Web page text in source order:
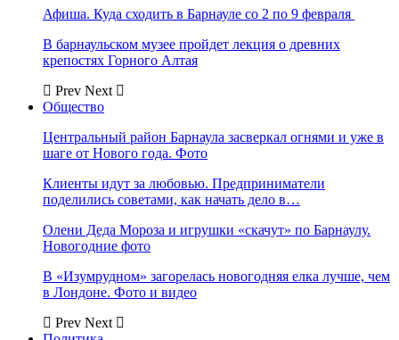
Афиша. Куда сходить в Барнауле со 2 по 9 февраля
В барнаульском музее пройдет лекция о древних
крепостях Горного Алтая
Prev Next
Общество
Центральный район Барнаула засверкал огнями и уже в
шаге от Нового года. Фото
Клиенты идут за любовью. Предприниматели
поделились советами, как начать дело в…
Олени Деда Мороза и игрушки «скачут» по Барнаулу.
Новогодние фото
В «Изумрудном» загорелась новогодняя елка лучше, чем
в Лондоне. Фото и видео
Prev Next